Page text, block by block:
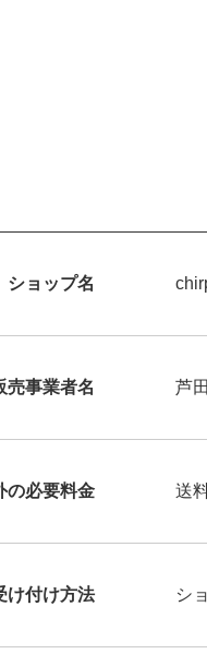
ショップ名
売事業者名 芦
の必要料金 送
け付け方法 シ